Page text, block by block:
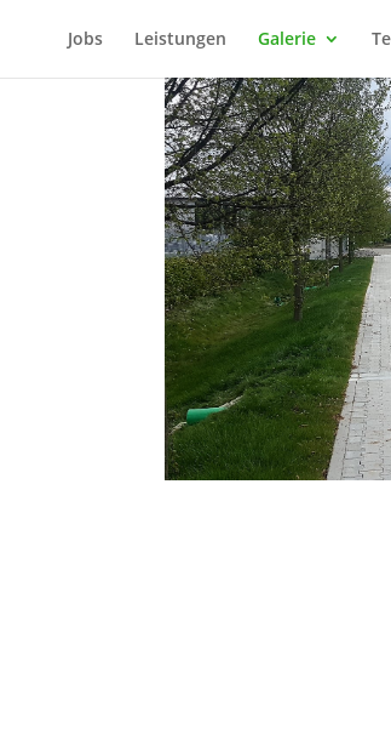
Jobs Leistungen Galerie